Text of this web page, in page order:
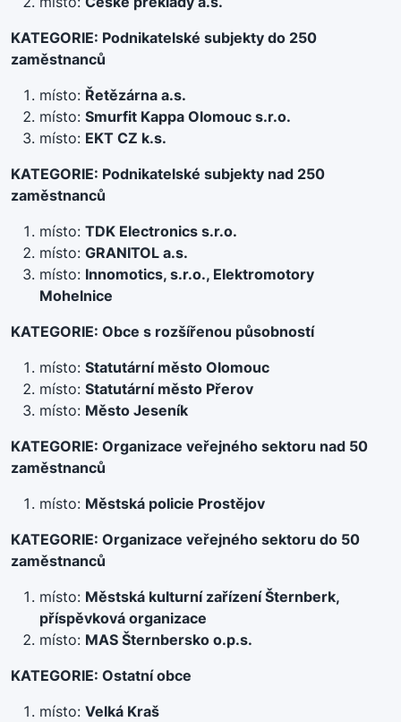
KATEGORIE: Podnikatelské subjekty do 250
zaměstnanců
místo: Řetězárna a.s.
místo: Smurfit Kappa Olomouc s.r.o.
místo: EKT CZ k.s.
KATEGORIE: Podnikatelské subjekty nad 250
zaměstnanců
místo: TDK Electronics s.r.o.
místo: GRANITOL a.s.
místo: Innomotics, s.r.o., Elektromotory
Mohelnice
KATEGORIE: Obce s rozšířenou působností
místo: Statutární město Olomouc
místo: Statutární město Přerov
místo: Město Jeseník
KATEGORIE: Organizace veřejného sektoru nad 50
zaměstnanců
místo: Městská policie Prostějov
KATEGORIE: Organizace veřejného sektoru do 50
zaměstnanců
místo: Městská kulturní zařízení Šternberk,
příspěvková organizace
místo: MAS Šternbersko o.p.s.
KATEGORIE: Ostatní obce
místo: Velká Kraš